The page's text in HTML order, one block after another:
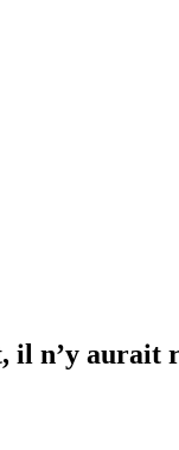
il n’y aurait